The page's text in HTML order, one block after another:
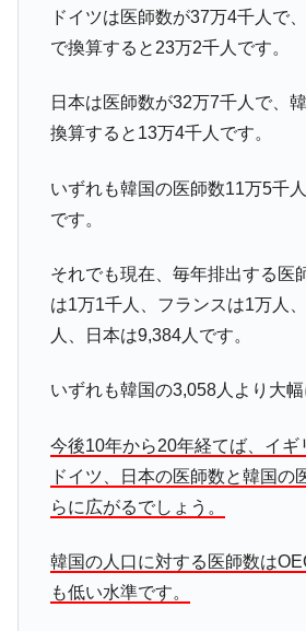
ドイツは医師数が37万4千人で
で換算すると23万2千人です。
日本は医師数が32万7千人で、
換算すると13万4千人です。
いずれも韓国の医師数11万5千
です。
それでも現在、毎年排出する医
は1万1千人、フランスは1万人
人、日本は9,384人です。
いずれも韓国の3,058人より大幅
今後10年から20年経てば、イギ
ドイツ、日本の医師数と韓国の
らに広がるでしょう。
韓国の人口に対する医師数は
も低い水準です。